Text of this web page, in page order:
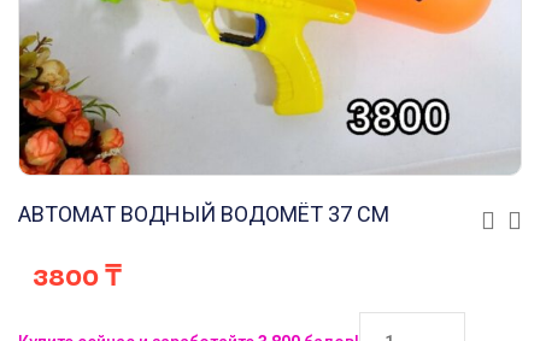
АВТОМАТ ВОДНЫЙ ВОДОМЁТ 37 СМ
3800₸